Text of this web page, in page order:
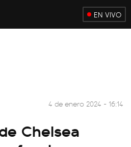
EN VIVO
4 de enero 2024 - 16:14
Chelsea